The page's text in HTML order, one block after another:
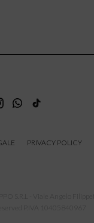
PRIVACY POLICY